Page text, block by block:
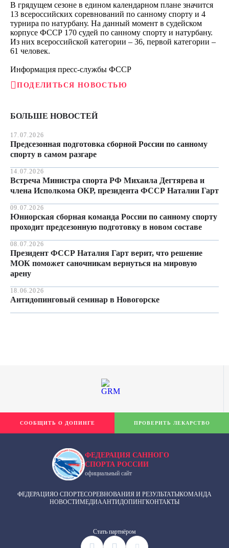
В грядущем сезоне в едином календарном плане значится
13 всероссийских соревнований по санному спорту и 4
турнира по натурбану. На данный момент в судейском
корпусе ФССР 170 судей по санному спорту и натурбану.
Из них всероссийской категории – 36, первой категории –
61 человек.
Информация пресс-службы ФССР
ПОДЕЛИТЬСЯ НОВОСТЬЮ
БОЛЬШЕ НОВОСТЕЙ
17.07.2026
Предсезонная подготовка сборной России по санному
спорту в самом разгаре
14.07.2026
Встреча Министра спорта РФ Михаила Дегтярева и
члена Исполкома ОКР, президента ФССР Наталии Гарт
09.07.2026
Юниорская сборная команда России по санному спорту
проходит предсезонную подготовку в новом составе
08.07.2026
Президент ФССР Наталия Гарт верит, что решение
МОК поможет саночникам вернуться на мировую
арену
18.06.2026
Антидопинговый семинар в Новогорске
ФЕДЕРАЦИЯ САННОГО
СПОРТА РОССИИ
официальный сайт
ФЕДЕРАЦИЯО СПОРТЕСОРЕВНОВАНИЯ И РЕЗУЛЬТАТЫКОМАНДА
НОВОСТИМЕДИААНТИДОПИНГКОНТАКТЫ
Cтать партнёром
СООБЩИТЬ О ДОПИНГЕ ПРОВЕРИТЬ ЛЕКАРСТВО